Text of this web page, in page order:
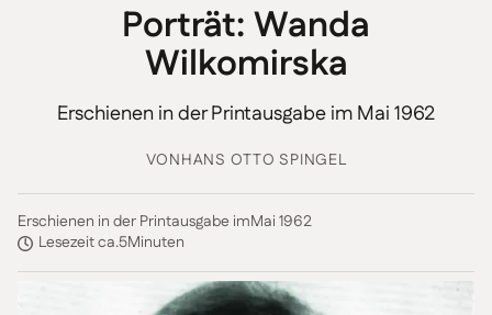
Porträt: Wanda
Wilkomirska
Erschienen in der Printausgabe im Mai 1962
VONHANS OTTO SPINGEL
Erschienen in der Printausgabe imMai 1962
Lesezeit ca.5Minuten